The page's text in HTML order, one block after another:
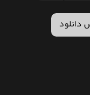
دانلود